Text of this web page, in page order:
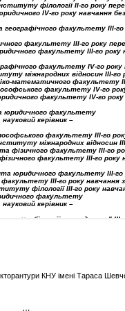
КНУ імені Тараса